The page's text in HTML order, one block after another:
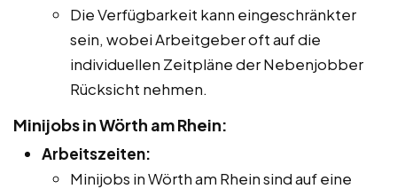
Die Verfügbarkeit kann eingeschränkter
sein, wobei Arbeitgeber oft auf die
individuellen Zeitpläne der Nebenjobber
Rücksicht nehmen.
Minijobs in Wörth am Rhein:
Arbeitszeiten:
Minijobs in Wörth am Rhein sind auf eine